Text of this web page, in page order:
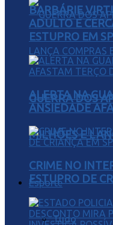
GUERRA DOS
MILHÕES E
Esporte
Tudo
BARBÁRIE
ADULTO E
ESTUPRO EM SP
ALERTA NA
ANSIEDADE
CRIME NO
ESTUPRO DE